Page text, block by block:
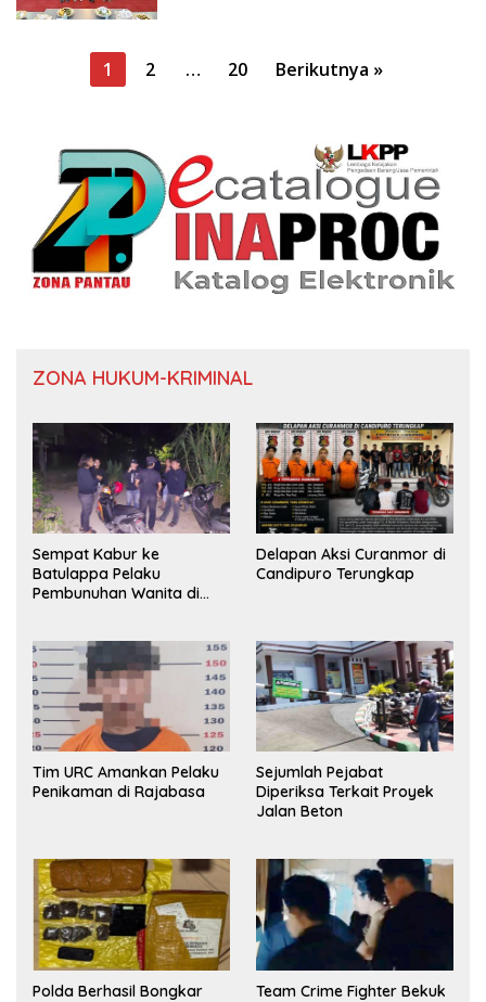
Paginasi
1 2 … 20 Berikutnya »
ZONA HUKUM-KRIMINAL
Sempat Kabur ke
Batulappa Pelaku
Pembunuhan Wanita di
Delapan Aksi Curanmor di
Candipuro Terungkap
Tim URC Amankan Pelaku
Penikaman di Rajabasa
Sejumlah Pejabat
Diperiksa Terkait Proyek
Jalan Beton
Polda Berhasil Bongkar
Team Crime Fighter Bekuk